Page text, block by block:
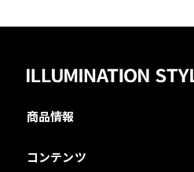
商品情報
コンテンツ